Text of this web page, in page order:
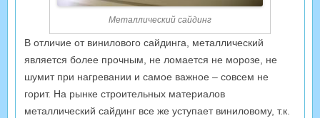
Металлический сайдинг
В отличие от винилового сайдинга, металлический
является более прочным, не ломается не морозе, не
шумит при нагревании и самое важное – совсем не
горит. На рынке строительных материалов
металлический сайдинг все же уступает виниловому, т.к.